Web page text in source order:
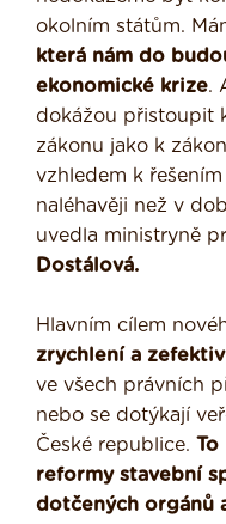
okolním státům.
která nám do
ekonomické krize.
dokážou přistoupit
zákonu jako k
vzhledem k
naléhavěji než v
uvedla ministryně
Dostálová.
Hlavním cílem
zrychlení a
ve všech právních
nebo se dotýkají
České republice.
reformy stavební
dotčených orgánů